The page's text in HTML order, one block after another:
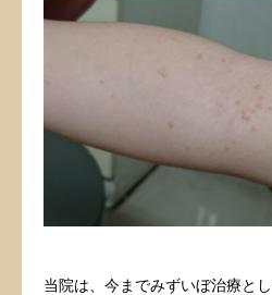
当院は、今までみずいぼ治療と
クリニック紹介